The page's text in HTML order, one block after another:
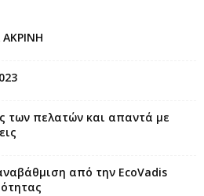
ΑΚΡΙΝΗ
των πελατών και απαντά με
από την EcoVadis